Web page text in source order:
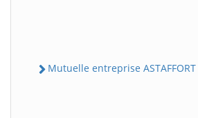
Mutuelle entreprise ASTAFFORT